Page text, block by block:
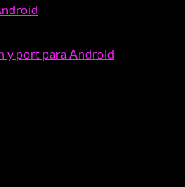
y port para Android